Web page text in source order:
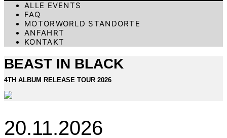
ALLE EVENTS
FAQ
MOTORWORLD STANDORTE
ANFAHRT
KONTAKT
BEAST IN BLACK
4TH ALBUM RELEASE TOUR 2026
20.11.2026